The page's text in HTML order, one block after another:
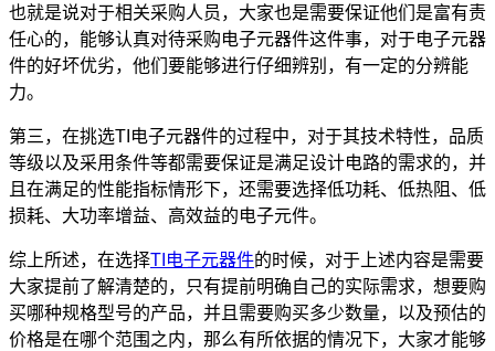
也就是说对于相关采购人员，大家也是需要保证他们是富有责
任心的，能够认真对待采购电子元器件这件事，对于电子元器
件的好坏优劣，他们要能够进行仔细辨别，有一定的分辨能
力。
第三，在挑选TI电子元器件的过程中，对于其技术特性，品质
等级以及采用条件等都需要保证是满足设计电路的需求的，并
且在满足的性能指标情形下，还需要选择低功耗、低热阻、低
损耗、大功率增益、高效益的电子元件。
综上所述，在选择TI电子元器件的时候，对于上述内容是需要
大家提前了解清楚的，只有提前明确自己的实际需求，想要购
买哪种规格型号的产品，并且需要购买多少数量，以及预估的
价格是在哪个范围之内，那么有所依据的情况下，大家才能够